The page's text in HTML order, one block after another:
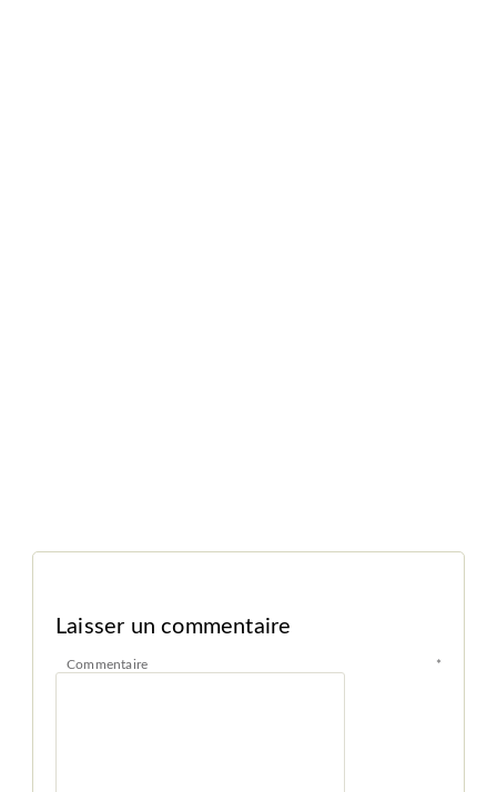
Laisser un commentaire
Commentaire *